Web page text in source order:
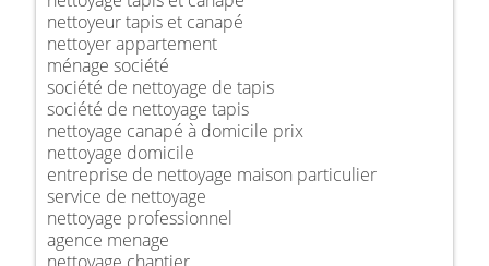
nettoyeur tapis et canapé
nettoyer appartement
ménage société
société de nettoyage de tapis
société de nettoyage tapis
nettoyage canapé à domicile prix
nettoyage domicile
entreprise de nettoyage maison particulier
service de nettoyage
nettoyage professionnel
agence menage
nettoyage chantier